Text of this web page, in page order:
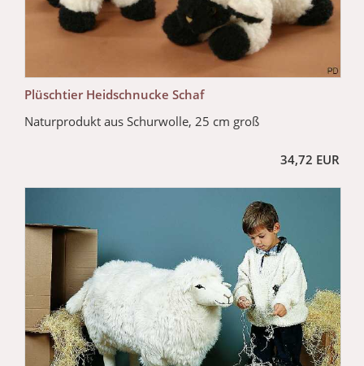
Plüschtier Heidschnucke Schaf
Naturprodukt aus Schurwolle, 25 cm groß
34,72 EUR